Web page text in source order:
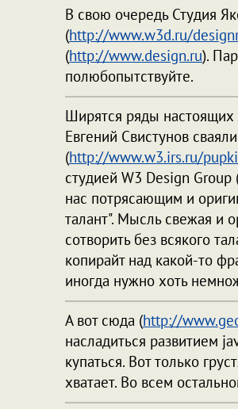
В свою очередь Студия
(http://www.w3d.ru/
(http://www.design.ru).
полюбопытствуйте.
Ширятся ряды
Евгений Свистунов
(http://www.w3.irs.ru/
студией W3 Design Group
нас потрясающим и
талант". Мысль свежая и
сотворить без всякого
копирайт над какой-то
иногда нужно хоть
А вот сюда (http://
насладиться развитием
купаться. Вот только
хватает. Во всем